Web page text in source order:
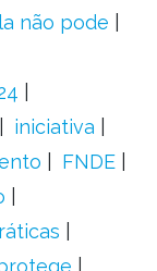
não pode
iniciativa
FNDE